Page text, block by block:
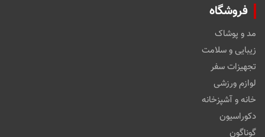
فروشگاه
مد و پوشاک
زیبایی و سلامت
تجهیزات سفر
لوازم ورزشی
خانه و آشپزخانه
دکوراسیون
گوناگون